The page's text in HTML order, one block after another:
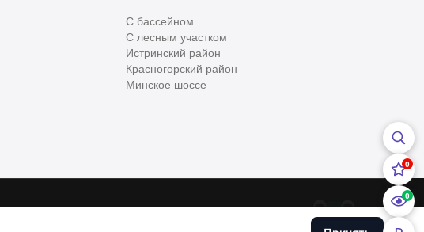
С бассейном
С лесным участком
Истринский район
Красногорский район
Минское шоссе
0
0
Все
Сегодня